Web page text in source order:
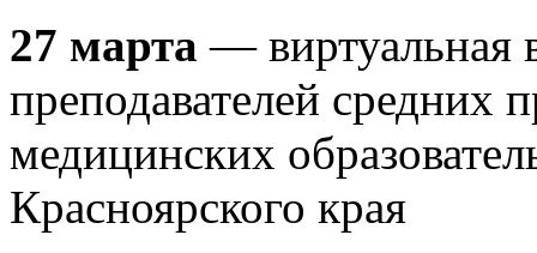
27 марта — виртуальная
преподавателей средних
медицинских
Красноярского края